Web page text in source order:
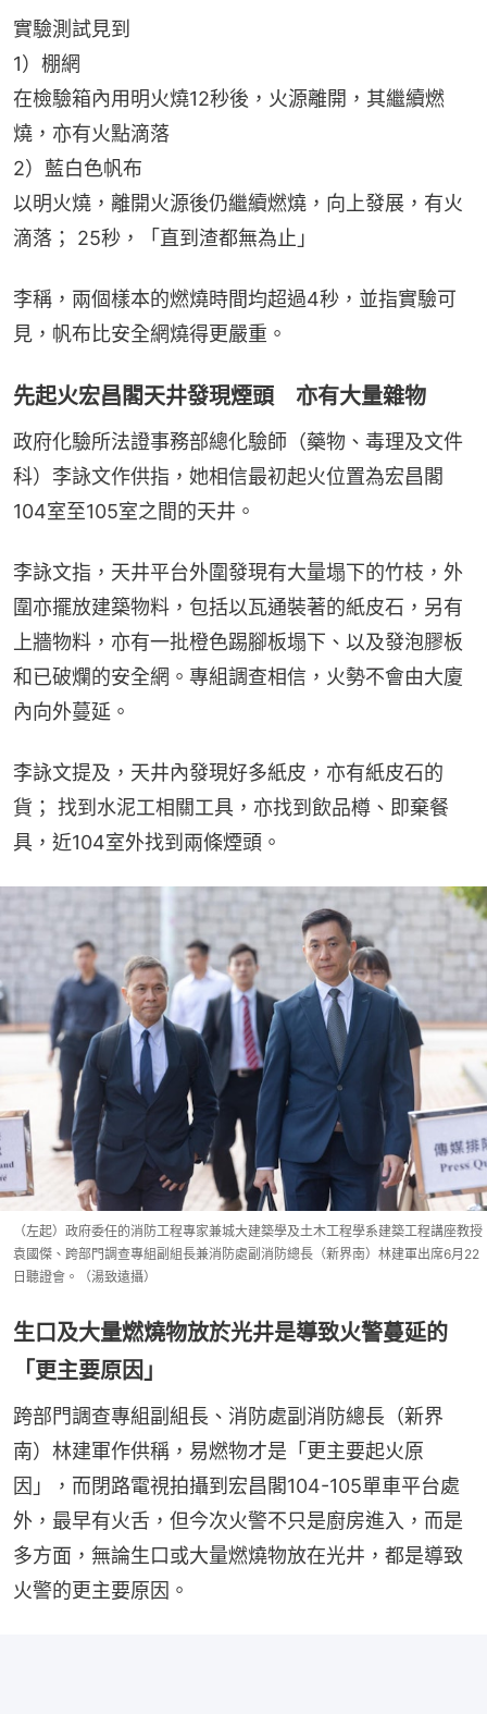
實驗測試見到
1）棚網
在檢驗箱內用明火燒12秒後，火源離開，其繼續燃
燒，亦有火點滴落
2）藍白色帆布
以明火燒，離開火源後仍繼續燃燒，向上發展，有火
滴落； 25秒，「直到渣都無為止」
李稱，兩個樣本的燃燒時間均超過4秒，並指實驗可
見，帆布比安全網燒得更嚴重。
先起火宏昌閣天井發現煙頭 亦有大量雜物
政府化驗所法證事務部總化驗師（藥物、毒理及文件
科）李詠文作供指，她相信最初起火位置為宏昌閣
104室至105室之間的天井。
李詠文指，天井平台外圍發現有大量塌下的竹枝，外
圍亦擺放建築物料，包括以瓦通裝著的紙皮石，另有
上牆物料，亦有一批橙色踢腳板塌下、以及發泡膠板
和已破爛的安全網。專組調查相信，火勢不會由大廈
內向外蔓延。
李詠文提及，天井內發現好多紙皮，亦有紙皮石的
貨； 找到水泥工相關工具，亦找到飲品樽、即棄餐
具，近104室外找到兩條煙頭。
（左起）政府委任的消防工程專家兼城大建築學及土木工程學系建築工程講座教授
袁國傑、跨部門調查專組副組長兼消防處副消防總長（新界南）林建軍出席6月22
日聽證會。（湯致遠攝）
生口及大量燃燒物放於光井是導致火警蔓延的
「更主要原因」
跨部門調查專組副組長、消防處副消防總長（新界
南）林建軍作供稱，易燃物才是「更主要起火原
因」，而閉路電視拍攝到宏昌閣104-105單車平台處
外，最早有火舌，但今次火警不只是廚房進入，而是
多方面，無論生口或大量燃燒物放在光井，都是導致
火警的更主要原因。